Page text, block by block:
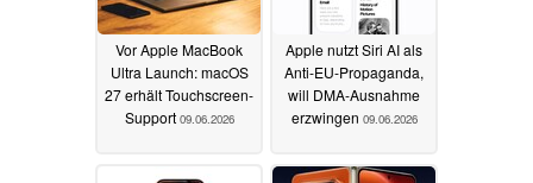
Vor Apple MacBook
Ultra Launch: macOS
27 erhält Touchscreen-
Support 09.06.2026
Apple nutzt Siri AI als
Anti-EU-Propaganda,
will DMA-Ausnahme
erzwingen 09.06.2026